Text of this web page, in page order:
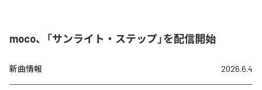
moco、「サンライト・ステップ」を配信開始
新曲情報 2026.6.4